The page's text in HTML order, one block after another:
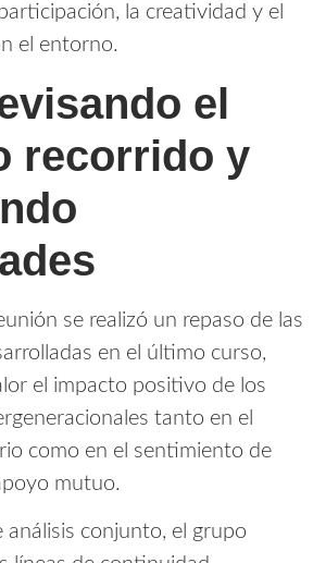
la creatividad y el
el entorno.
el
recorrido y
se realizó un repaso de las
en el último curso,
el impacto positivo de los
tanto en el
como en el sentimiento de
mutuo.
conjunto, el grupo